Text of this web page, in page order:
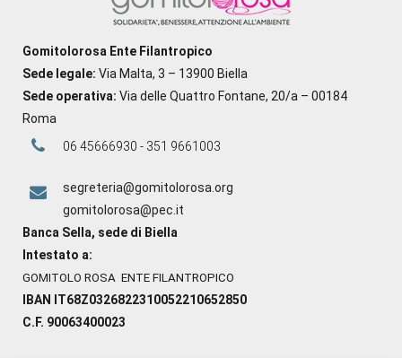
Gomitolorosa Ente Filantropico
Sede legale: Via Malta, 3 – 13900 Biella
Sede operativa: Via delle Quattro Fontane, 20/a – 00184
Roma
06 45666930 - 351 9661003
segreteria@gomitolorosa.org
gomitolorosa@pec.it
Banca Sella, sede di Biella
Intestato a:
GOMITOLO ROSA ENTE FILANTROPICO
IBAN IT68Z0326822310052210652850
C.F. 90063400023